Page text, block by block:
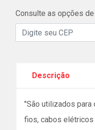
Consulte as opções
Descrição
"São utilizados para
fios, cabos